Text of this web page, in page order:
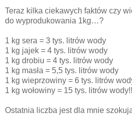
Teraz kilka ciekawych faktów czy
do wyprodukowania 1kg…?
1 kg sera = 3 tys. litrów wody
1 kg jajek = 4 tys. litrów wody
1 kg drobiu = 4 tys. litrów wody
1 kg masła = 5,5 tys. litrów wody
1 kg wieprzowiny = 6 tys. litrów
1 kg wołowiny = 15 tys. litrów wody!!
Ostatnia liczba jest dla mnie